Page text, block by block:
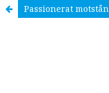
Passionerat